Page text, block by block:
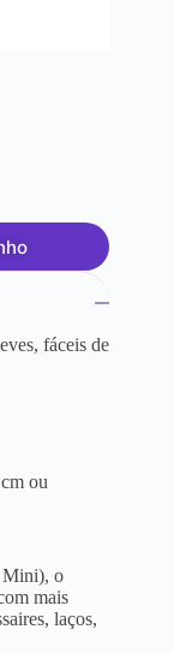
fáceis de
ou
Mini), o
mais
laços,